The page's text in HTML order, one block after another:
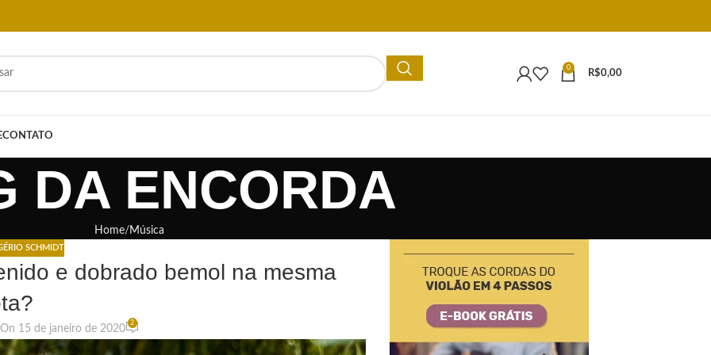
0
R$0,00
CONTATO
DA ENCORDA
Home Música
SCHMIDT
e dobrado bemol na mesma
On 15 de janeiro de 2020
2